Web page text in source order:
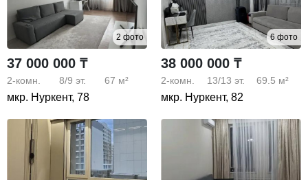
2 фото
37 000 000 ₸
2-комн. 8/9 эт. 67 м²
мкр. Нуркент, 78
6 фото
38 000 000 ₸
2-комн. 13/13 эт. 69.5 м²
мкр. Нуркент, 82